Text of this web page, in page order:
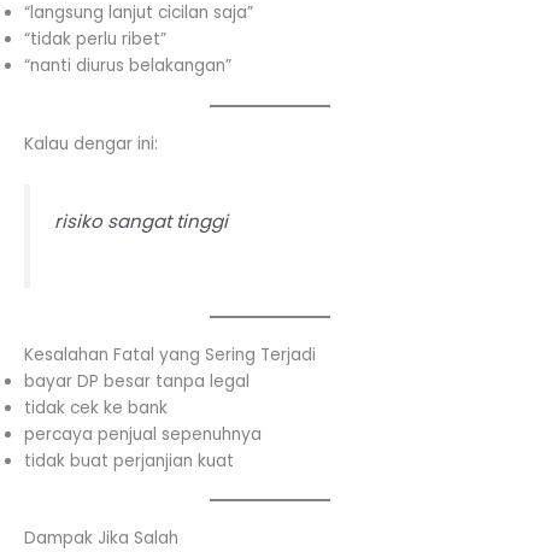
“langsung lanjut cicilan saja”
“tidak perlu ribet”
“nanti diurus belakangan”
Kalau dengar ini:
risiko sangat tinggi
Kesalahan Fatal yang Sering Terjadi
bayar DP besar tanpa legal
tidak cek ke bank
percaya penjual sepenuhnya
tidak buat perjanjian kuat
Dampak Jika Salah